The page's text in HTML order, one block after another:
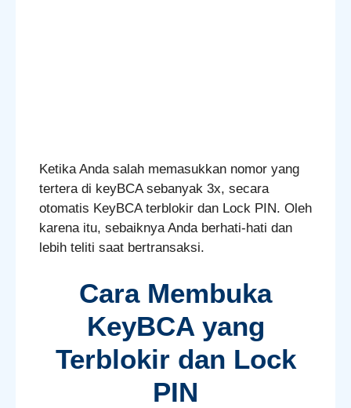
Ketika Anda salah memasukkan nomor yang
tertera di keyBCA sebanyak 3x, secara
otomatis KeyBCA terblokir dan Lock PIN. Oleh
karena itu, sebaiknya Anda berhati-hati dan
lebih teliti saat bertransaksi.
Cara Membuka
KeyBCA yang
Terblokir dan Lock
PIN